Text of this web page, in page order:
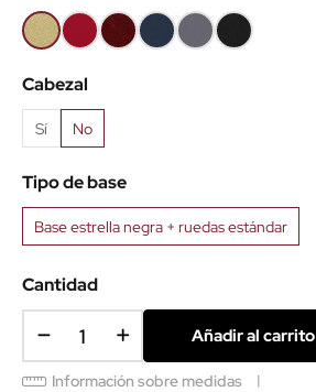
Beige
B1005
Rojo
B79
Granate
B109
Azul
B6098
Gris
B8010
Negro
B9
Cabezal
Sí No
Tipo de base
Base estrella negra + ruedas estándar
Cantidad
Añadir al carrito
Información sobre medidas